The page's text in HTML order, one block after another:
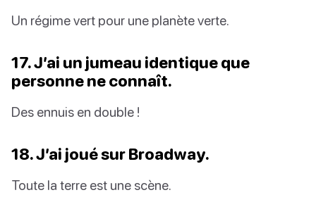
Un régime vert pour une planète verte.
17. J’ai un jumeau identique que
personne ne connaît.
Des ennuis en double !
18. J’ai joué sur Broadway.
Toute la terre est une scène.